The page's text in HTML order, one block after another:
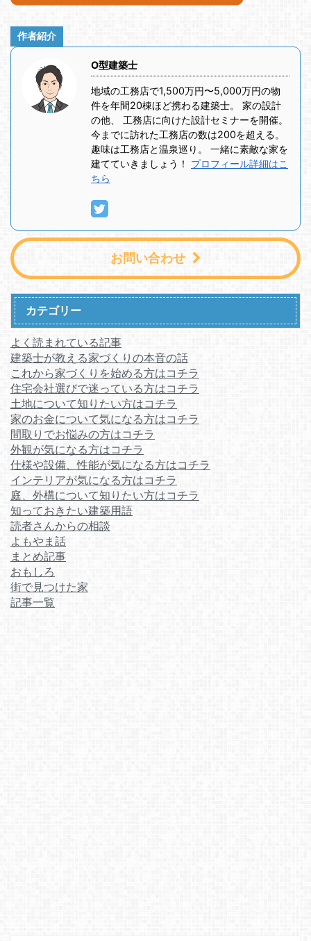
作者紹介
O型建築士
地域の工務店で1,500万円〜5,000万円の物
件を年間20棟ほど携わる建築士。 家の設計
の他、 工務店に向けた設計セミナーを開催。
今までに訪れた工務店の数は200を超える。
趣味は工務店と温泉巡り。 一緒に素敵な家を
建てていきましょう！ プロフィール詳細はこ
ちら
お問い合わせ
カテゴリー
よく読まれている記事
建築士が教える家づくりの本音の話
これから家づくりを始める方はコチラ
住宅会社選びで迷っている方はコチラ
土地について知りたい方はコチラ
家のお金について気になる方はコチラ
間取りでお悩みの方はコチラ
外観が気になる方はコチラ
仕様や設備、性能が気になる方はコチラ
インテリアが気になる方はコチラ
庭、外構について知りたい方はコチラ
知っておきたい建築用語
読者さんからの相談
よもやま話
まとめ記事
おもしろ
街で見つけた家
記事一覧